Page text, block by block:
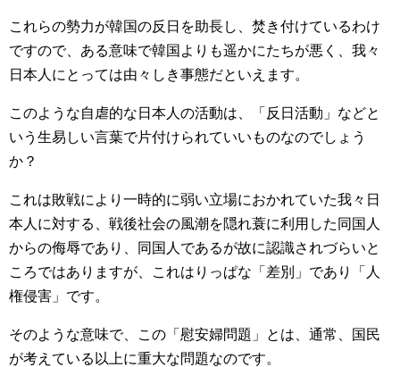
これらの勢力が韓国の反日を助長し、焚き付けているわけ
ですので、ある意味で韓国よりも遥かにたちが悪く、我々
日本人にとっては由々しき事態だといえます。
このような自虐的な日本人の活動は、「反日活動」などと
いう生易しい言葉で片付けられていいものなのでしょう
か？
これは敗戦により一時的に弱い立場におかれていた我々日
本人に対する、戦後社会の風潮を隠れ蓑に利用した同国人
からの侮辱であり、同国人であるが故に認識されづらいと
ころではありますが、これはりっぱな「差別」であり「人
権侵害」です。
そのような意味で、この「慰安婦問題」とは、通常、国民
が考えている以上に重大な問題なのです。